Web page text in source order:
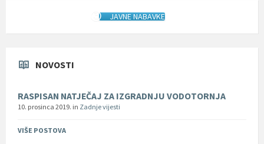
JAVNE NABAVKE
NOVOSTI
RASPISAN NATJEČAJ ZA IZGRADNJU VODOTORNJA
10. prosinca 2019. in Zadnje vijesti
VIŠE POSTOVA